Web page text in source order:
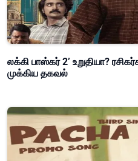
லக்கி பாஸ்கர் 2’ உறுதியா?
முக்கிய தகவல்